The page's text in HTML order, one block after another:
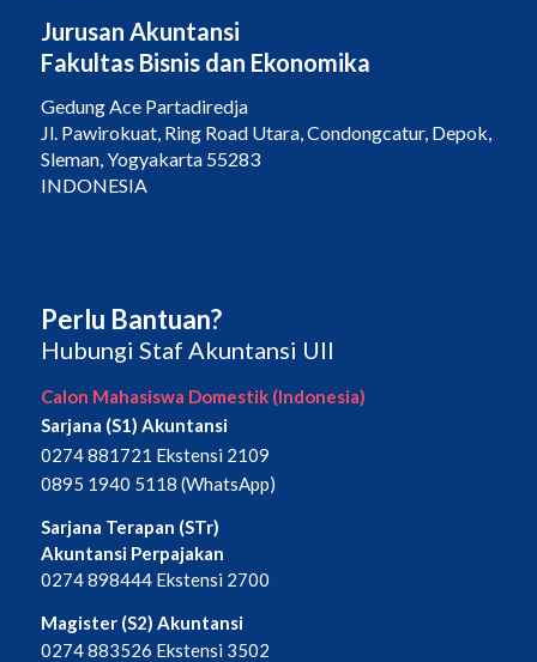
Jurusan Akuntansi
Fakultas Bisnis dan Ekonomika
Gedung Ace Partadiredja
Jl. Pawirokuat, Ring Road Utara, Condongcatur, Depok,
Sleman, Yogyakarta 55283
INDONESIA
Perlu Bantuan?
Hubungi Staf Akuntansi UII
Calon Mahasiswa Domestik (Indonesia)
Sarjana (S1) Akuntansi
0274 881721 Ekstensi 2109
0895 1940 5118 (WhatsApp)
Sarjana Terapan (STr)
Akuntansi Perpajakan
0274 898444 Ekstensi 2700
Magister (S2) Akuntansi
0274 883526 Ekstensi 3502